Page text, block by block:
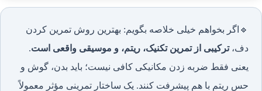
🔹اگر بخواهم خیلی خلاصه بگویم: بهترین روش تمرین کردن
دف،ترکیبی از تمرین تکنیک، ریتم، و موسیقی واقعی است.
یعنی فقط ضربه زدن مکانیکی کافی نیست؛ باید بدن، گوش و
حس ریتم با هم پیشرفت کنند. یک ساختار تمرینی مؤثر معمولاً